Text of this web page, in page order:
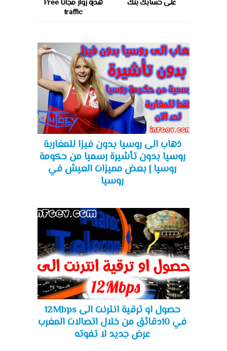
على حسابك بنك
هدية زوار مجانا Free
traffic
ذهاب الى روسيا بدون فيزا للمغاربة
روسيا بدون تأشيرة رسميا من حكومة
روسيا | بعض مميزات العيش في
روسيا
حصول او ترقية انترنت الى 12Mbps
في 10دقائق من خلال اتصالات المغرب
عرض جديد لا تفوته